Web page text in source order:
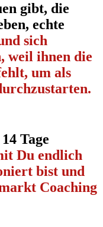
gibt, die
echte
sich
weil ihnen die
um als
Tage
Du endlich
bist und
Coaching